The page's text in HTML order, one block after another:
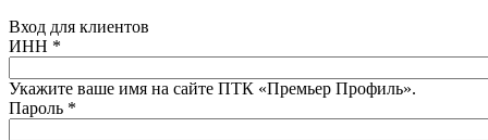
Вход для клиентов
ИНН *
Укажите ваше имя на сайте ПТК «Премьер Профиль».
Пароль *